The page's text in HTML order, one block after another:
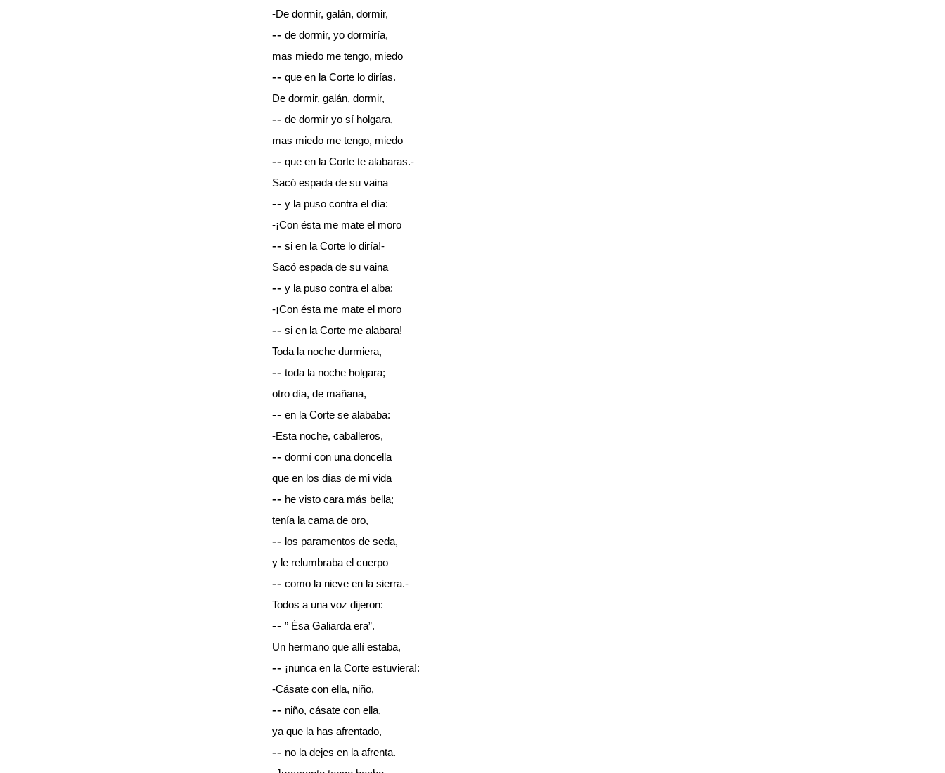
-De dormir, galán, dormir,
-- de dormir, yo dormiría,
mas miedo me tengo, miedo
-- que en la Corte lo dirías.
De dormir, galán, dormir,
-- de dormir yo sí holgara,
mas miedo me tengo, miedo
-- que en la Corte te alabaras.-
Sacó espada de su vaina
-- y la puso contra el día:
-¡Con ésta me mate el moro
-- si en la Corte lo diría!-
Sacó espada de su vaina
-- y la puso contra el alba:
-¡Con ésta me mate el moro
-- si en la Corte me alabara! –
Toda la noche durmiera,
-- toda la noche holgara;
otro día, de mañana,
-- en la Corte se alababa:
-Esta noche, caballeros,
-- dormí con una doncella
que en los días de mi vida
-- he visto cara más bella;
tenía la cama de oro,
-- los paramentos de seda,
y le relumbraba el cuerpo
-- como la nieve en la sierra.-
Todos a una voz dijeron:
-- ” Ésa Galiarda era”.
Un hermano que allí estaba,
-- ¡nunca en la Corte estuviera!:
-Cásate con ella, niño,
-- niño, cásate con ella,
ya que la has afrentado,
-- no la dejes en la afrenta.